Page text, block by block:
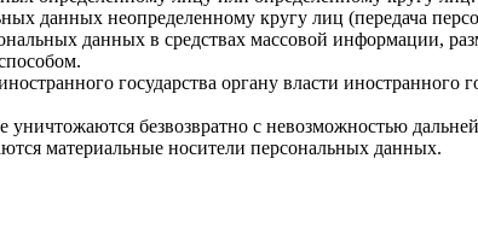
данных неопределенному кругу лиц (передача
данных в средствах массовой информации,
государства органу власти иностранного
безвозвратно с невозможностью
материальные носители персональных данных.